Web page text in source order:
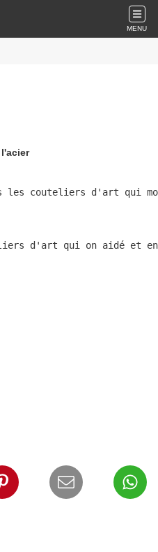
MENU
les couteliers d'art qui
d'art qui on aidé et